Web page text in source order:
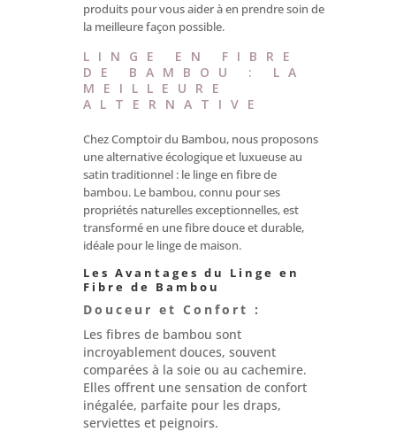
produits pour vous aider à en prendre soin de
la meilleure façon possible.
LINGE EN FIBRE
DE BAMBOU : LA
MEILLEURE
ALTERNATIVE
Chez Comptoir du Bambou, nous proposons
une alternative écologique et luxueuse au
satin traditionnel : le linge en fibre de
bambou. Le bambou, connu pour ses
propriétés naturelles exceptionnelles, est
transformé en une fibre douce et durable,
idéale pour le linge de maison.
Les Avantages du Linge en
Fibre de Bambou
Douceur et Confort :
Les fibres de bambou sont
incroyablement douces, souvent
comparées à la soie ou au cachemire.
Elles offrent une sensation de confort
inégalée, parfaite pour les draps,
serviettes et peignoirs.